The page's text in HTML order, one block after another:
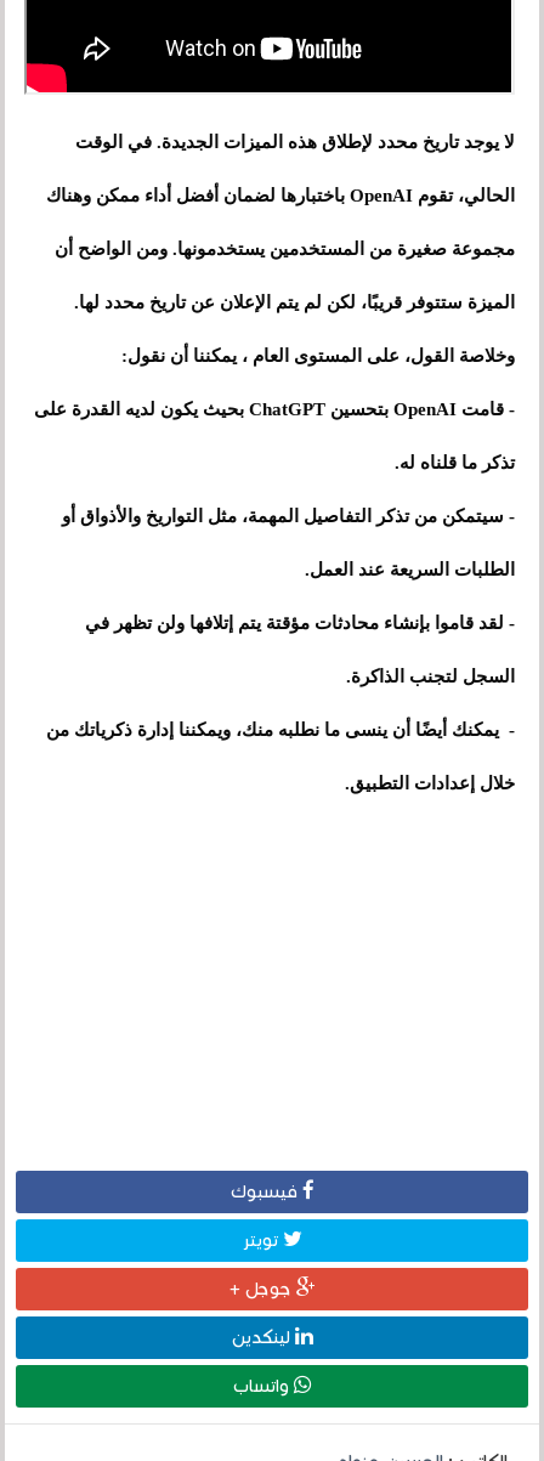
لا يوجد تاريخ محدد لإطلاق هذه الميزات الجديدة. في الوقت
الحالي، تقوم OpenAI باختبارها لضمان أفضل أداء ممكن وهناك
مجموعة صغيرة من المستخدمين يستخدمونها. ومن الواضح أن
الميزة ستتوفر قريبًا، لكن لم يتم الإعلان عن تاريخ محدد لها.
وخلاصة القول، على المستوى العام ، يمكننا أن نقول:
- قامت OpenAI بتحسين ChatGPT بحيث يكون لديه القدرة على
تذكر ما قلناه له.
- سيتمكن من تذكر التفاصيل المهمة، مثل التواريخ والأذواق أو
الطلبات السريعة عند العمل.
- لقد قاموا بإنشاء محادثات مؤقتة يتم إتلافها ولن تظهر في
السجل لتجنب الذاكرة.
- يمكنك أيضًا أن ينسى ما نطلبه منك، ويمكننا إدارة ذكرياتك من
خلال إعدادات التطبيق.
فيسبوك
تويتر
جوجل +
لينكدين
واتساب